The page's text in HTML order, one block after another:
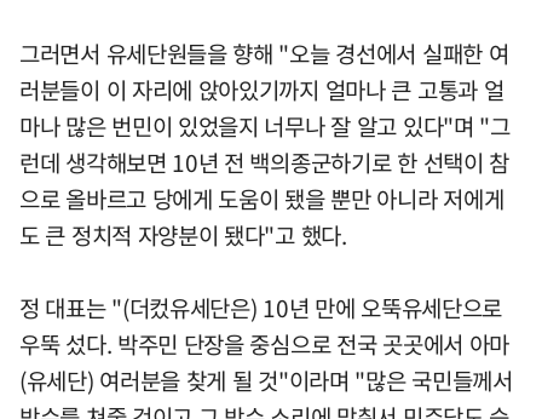
그러면서 유세단원들을 향해 "오늘 경선에서 실패한 여
러분들이 이 자리에 앉아있기까지 얼마나 큰 고통과 얼
마나 많은 번민이 있었을지 너무나 잘 알고 있다"며 "그
런데 생각해보면 10년 전 백의종군하기로 한 선택이 참
으로 올바르고 당에게 도움이 됐을 뿐만 아니라 저에게
도 큰 정치적 자양분이 됐다"고 했다.
정 대표는 "(더컸유세단은) 10년 만에 오뚝유세단으로
우뚝 섰다. 박주민 단장을 중심으로 전국 곳곳에서 아마
(유세단) 여러분을 찾게 될 것"이라며 "많은 국민들께서